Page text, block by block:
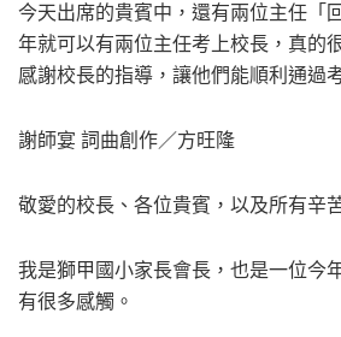
今天出席的貴賓中，還有兩位主任「
年就可以有兩位主任考上校長，真的
感謝校長的指導，讓他們能順利通過
謝師宴 詞曲創作／方旺隆
敬愛的校長、各位貴賓，以及所有辛
我是獅甲國小家長會長，也是一位今
有很多感觸。